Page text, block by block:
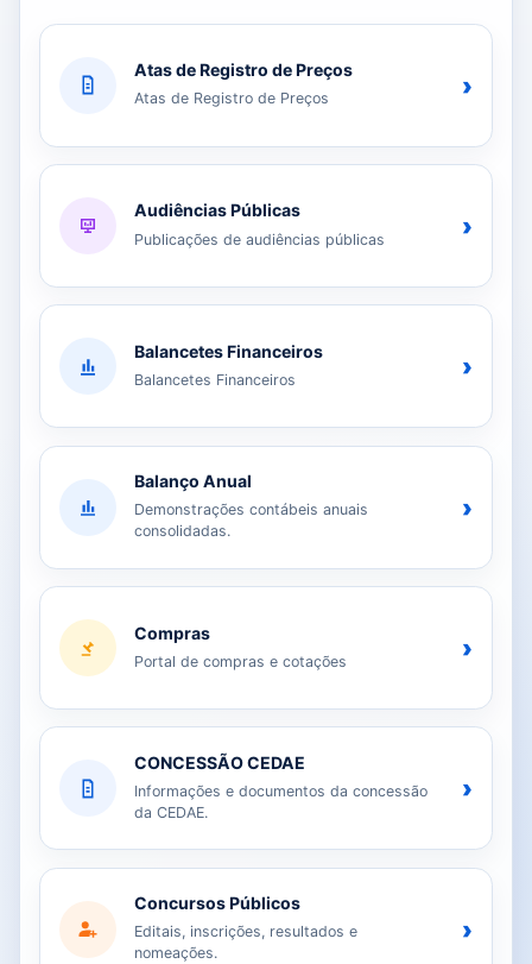
Atas de Registro de Preços
Atas de Registro de Preços ›
Audiências Públicas
Publicações de audiências públicas ›
Balancetes Financeiros
Balancetes Financeiros ›
Balanço Anual
Demonstrações contábeis anuais
consolidadas.
›
Compras
Portal de compras e cotações ›
CONCESSÃO CEDAE
Informações e documentos da concessão
da CEDAE.
›
Concursos Públicos
Editais, inscrições, resultados e
nomeações.
›